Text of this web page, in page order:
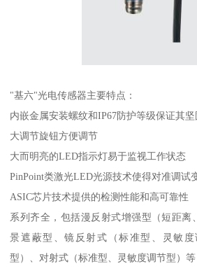
"基六"光电传感器主要特点：
内嵌金属安装螺纹和IP67防护等级保证其坚
大调节旋钮方便调节
大而明亮的LED指示灯易于监视工作状态
PinPoint类激光LED光源技术使得对准调试
ASIC芯片技术提供的检测性能和高可靠性
系列齐全，包括漫反射式增强型（短距离
景遮蔽型、镜反射式（标准型、灵敏
型）、对射式（标准型、灵敏度调节型）等